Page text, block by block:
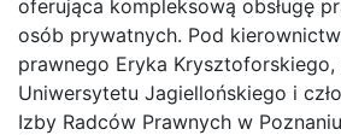
oferująca kompleksową obsługę
osób prywatnych. Pod
prawnego Eryka Krysztoforskiego,
Uniwersytetu Jagiellońskiego i
Izby Radców Prawnych w